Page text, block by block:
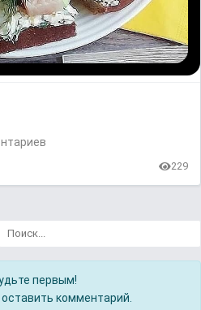
229
первым!
комментарий.